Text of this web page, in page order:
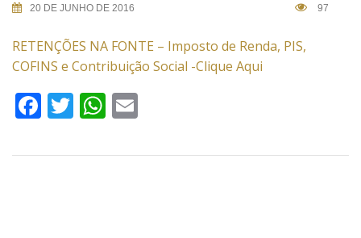
20 DE JUNHO DE 2016 97
RETENÇÕES NA FONTE – Imposto de Renda, PIS,
COFINS e Contribuição Social -Clique Aqui
Facebook
TwitterWhatsApp